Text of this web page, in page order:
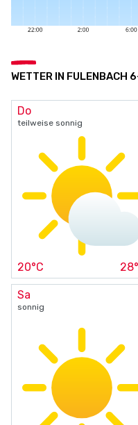
WETTER IN FULENBACH
Do
teilweise sonnig
20°C
Sa
sonnig